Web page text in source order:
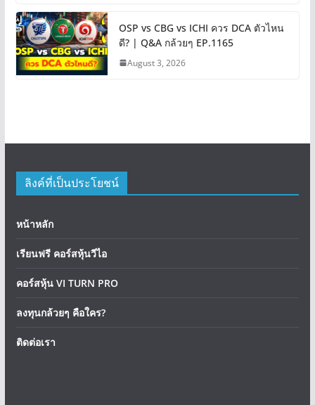
OSP vs CBG vs ICHI ควร DCA ตัวไหน
ดี? | Q&A กล้วยๆ EP.1165
August 3, 2026
ลิงค์ที่เป็นประโยชน์
หน้าหลัก
เรียนฟรี คอร์สหุ้นวีไอ
คอร์สหุ้น VI TURN PRO
ลงทุนกล้วยๆ คือใคร?
ติดต่อเรา